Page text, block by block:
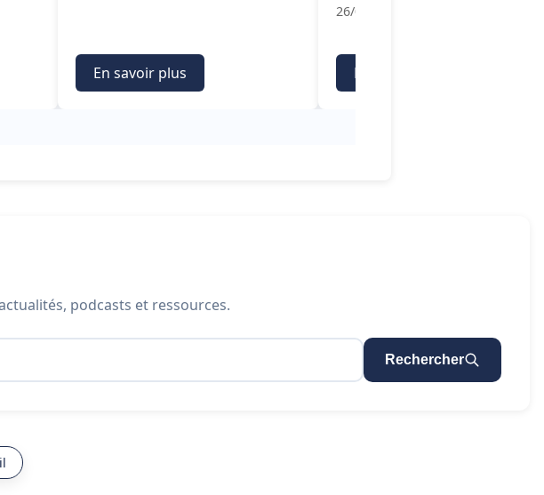
En savoir plus
26/05/2026
En savoir plus
podcasts et ressources.
Rechercher